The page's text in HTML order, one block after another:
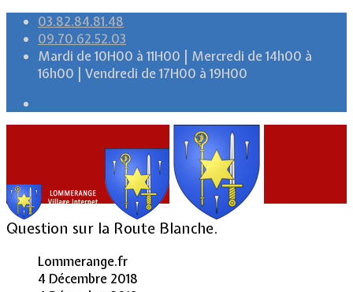
03.82.84.81.48
09.70.62.52.03
Mardi de 10H00 à 11H00 | Mercredi de 14h00 à
16h00 | Vendredi de 17H00 à 19H00
Question sur la Route Blanche.
Lommerange.fr
4 Décembre 2018